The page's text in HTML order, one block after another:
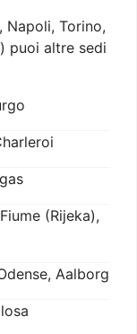
Napoli, Torino,
puoi altre sedi
(Rijeka),
Aalborg